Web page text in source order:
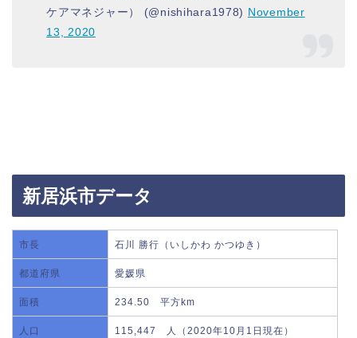
ケアマネジャー） (@nishihara1978) November
13, 2020
新居浜市データ
市長 石川 勝行（いしかわ かつゆき）
都道府県 愛媛県
面積 234.50 平方km
人口 115,447 人（2020年10月1日現在）